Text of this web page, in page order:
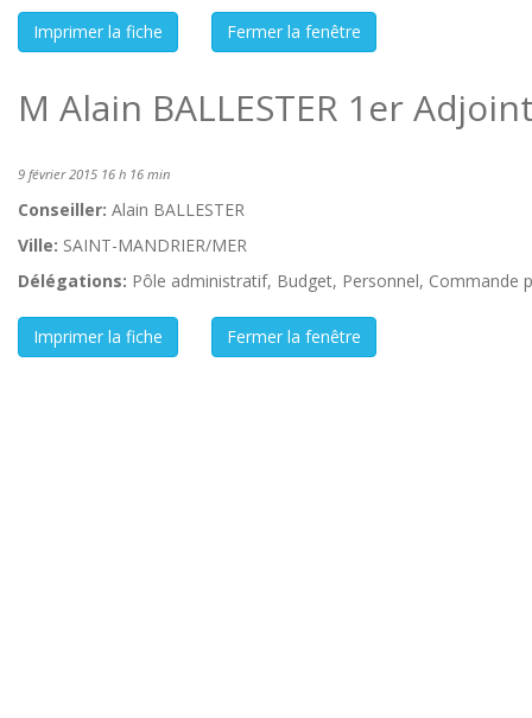
M Alain BALLESTER 1er
9 février 2015 16 h 16 min
Conseiller: Alain BALLESTER
Ville: SAINT-MANDRIER/MER
Délégations: Pôle administratif, Budget, Personnel, Commande